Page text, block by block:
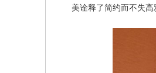
美诠释了简约而不失